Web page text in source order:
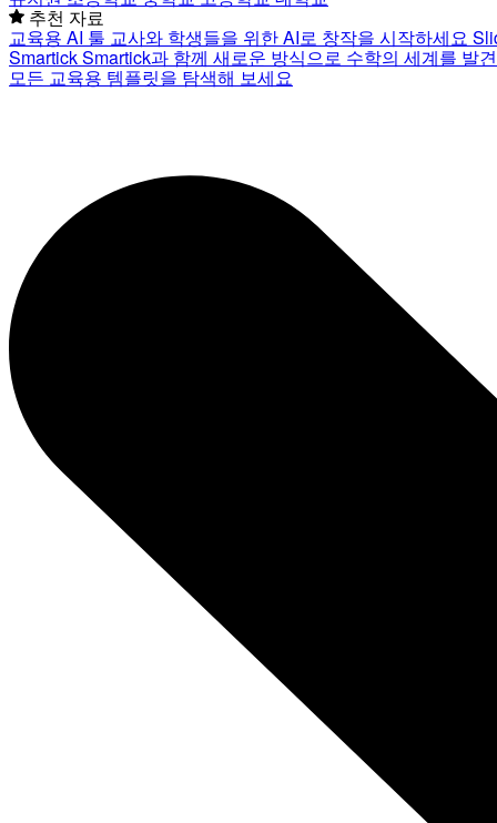
추천 자료
교육용 AI 툴 교사와 학생들을 위한 AI로 창작을 시작하세요
SmartickSmartick과 함께 새로운 방식으로 수학의 세계를 발
모든 교육용 템플릿을 탐색해 보세요